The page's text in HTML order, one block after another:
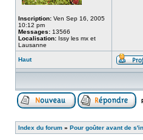
Inscription: Ven Sep 16, 2005
10:12 pm
Messages: 13566
Localisation: Issy les mx et
Lausanne
Haut
Index du forum » Pour goûter avant de